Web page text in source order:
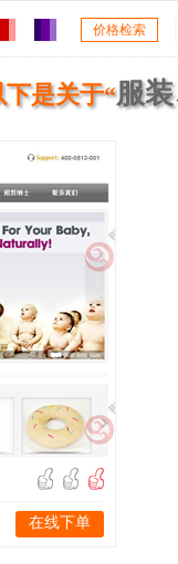
价格检索
下是关于“服
在线下单